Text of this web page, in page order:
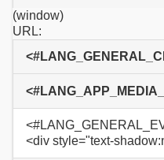
(window)
URL:
<div style="text-